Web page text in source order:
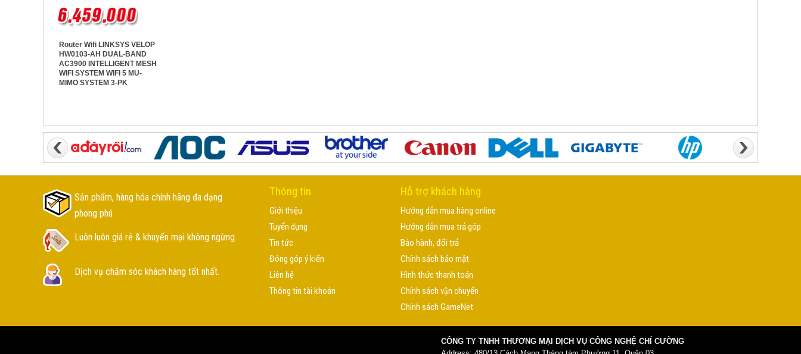
Router Wifi LINKSYS VELOP
HW0103-AH DUAL-BAND
AC3900 INTELLIGENT MESH
WIFI SYSTEM WIFI 5 MU-
MIMO SYSTEM 3-PK
Sản phẩm, hàng hóa chính hãng đa dạng
phong phú
Luôn luôn giá rẻ & khuyến mại không ngừng.
Dịch vụ chăm sóc khách hàng tốt nhất.
Thông tin
Giới thiệu
Tuyển dụng
Tin tức
Đóng góp ý kiến
Liên hệ
Thông tin tài khoản
Hỗ trợ khách hàng
Hướng dẫn mua hàng online
Hướng dẫn mua trả góp
Bảo hành, đổi trả
Chính sách bảo mật
Hình thức thanh toán
Chính sách vận chuyển
Chính sách GameNet
CÔNG TY TNHH THƯƠNG MẠI DỊCH VỤ CÔNG NGHỆ CHÍ CƯỜNG